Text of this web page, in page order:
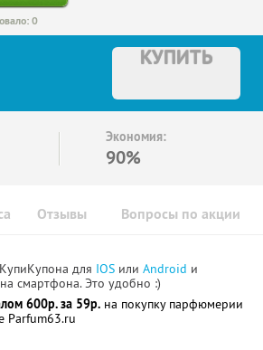
0
КУПИТЬ
Экономия:
90%
Отзывы Вопросы по акции
для IOS или Android и
смартфона. Это удобно :)
600р. за 59р. на покупку парфюмерии
Parfum63.ru